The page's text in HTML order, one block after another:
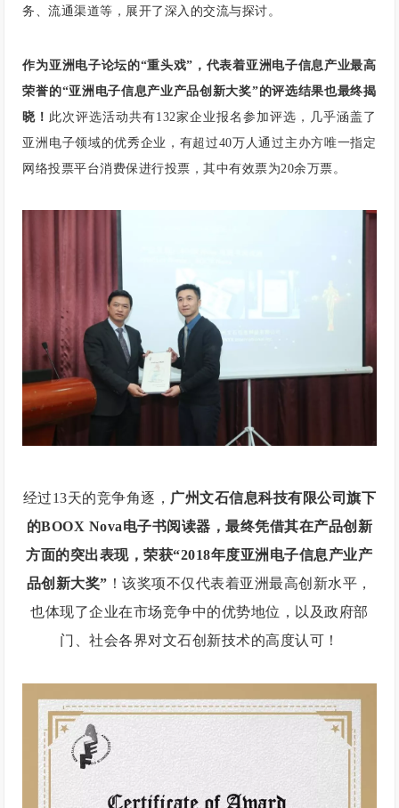
务、流通渠道等，展开了深入的交流与探讨。
作为亚洲电子论坛的“重头戏”，代表着亚洲电子信息产业最高
荣誉的“亚洲电子信息产业产品创新大奖”的评选结果也最终揭
晓！ 此次评选活动共有132家企业报名参加评选，几乎涵盖了
亚洲电子领域的优秀企业，有超过40万人通过主办方唯一指定
网络投票平台消费保进行投票，其中有效票为20余万票。
经过13天的竞争角逐， 广州文石信息科技有限公司旗下
的BOOX Nova电子书阅读器，最终凭借其在产品创新
方面的突出表现，荣获“2018年度亚洲电子信息产业产
品创新大奖” ！该奖项不仅代表着亚洲最高创新水平，
也体现了企业在市场竞争中的优势地位，以及政府部
门、社会各界对文石创新技术的高度认可！